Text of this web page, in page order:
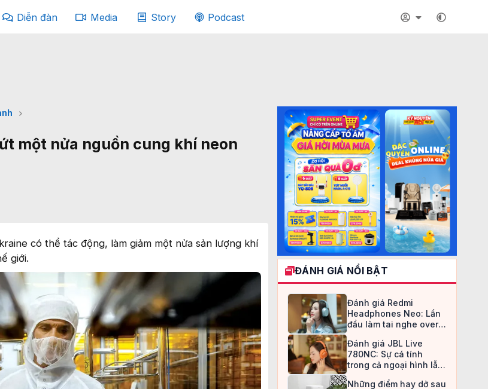
Diễn đàn Media Story Podcast
một nửa nguồn cung khí neon
có thể tác động, làm giảm một nửa sản lượng khí
giới.
ĐÁNH GIÁ NỔI BẬT
Đánh giá Redmi
Headphones Neo: Lần
đầu làm tai nghe over-
an toàn
Đánh giá JBL Live
780NC: Sự cá tính
trong cả ngoại hình lẫn
Những điểm hay dở sau